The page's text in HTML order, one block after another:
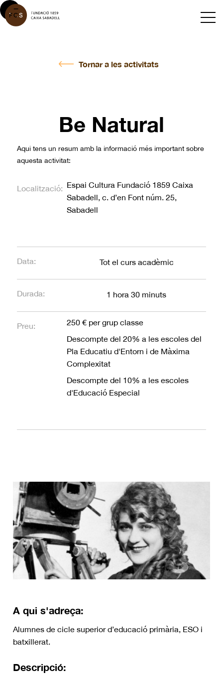
Tornar a les activitats
A qui s'adreça:
Alumnes de cicle superior d’educació primària, ESO i
batxillerat.
Descripció:
Be Natural
Aqui tens un resum amb la informació més important sobre
aquesta activitat:
Localització: Espai Cultura Fundació 1859 Caixa
Sabadell, c. d’en Font núm. 25,
Sabadell
Data: Tot el curs acadèmic
Durada: 1 hora 30 minuts
Preu:
250 € per grup classe
Descompte del 20% a les escoles del
Pla Educatiu d'Entorn i de Màxima
Complexitat
Descompte del 10% a les escoles
d'Educació Especial